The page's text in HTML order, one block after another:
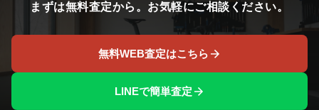
まずは無料査定から。お気軽にご相談ください。
無料WEB査定はこちら
LINEで簡単査定